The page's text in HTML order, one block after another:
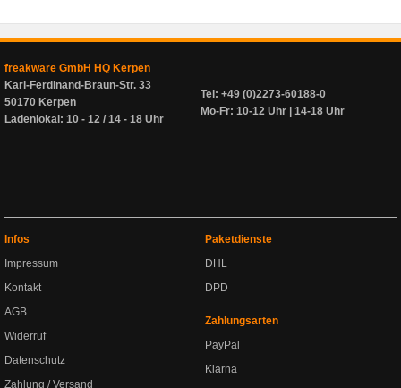
freakware GmbH HQ Kerpen
Karl-Ferdinand-Braun-Str. 33
50170 Kerpen
Ladenlokal: 10 - 12 / 14 - 18 Uhr
Tel: +49 (0)2273-60188-0
Mo-Fr: 10-12 Uhr | 14-18 Uhr
Infos
Impressum
Kontakt
AGB
Widerruf
Datenschutz
Zahlung / Versand
Paketdienste
DHL
DPD
Zahlungsarten
PayPal
Klarna